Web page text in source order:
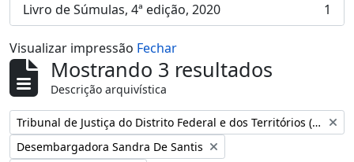
Livro de Súmulas, 4ª edição, 2020
, 1 resultados 1
Visualizar impressão Fechar
Mostrando 3 resultados
Descrição arquivística
Remover filtro:
Tribunal de Justiça do Distrito Federal e dos Territórios (Brasil)
Remover filtro:
Desembargadora Sandra De Santis